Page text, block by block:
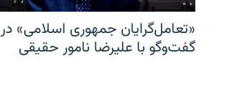
«تعامل‌گرایان جمهوری اسلامی» در
گفت‌وگو با علیرضا نامور حقیقی